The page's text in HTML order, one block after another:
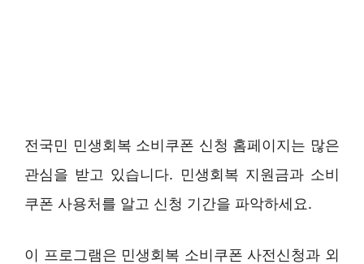
전국민 민생회복 소비쿠폰 신청 홈페이지는 많은
관심을 받고 있습니다. 민생회복 지원금과 소비
쿠폰 사용처를 알고 신청 기간을 파악하세요.
이 프로그램은 민생회복 소비쿠폰 사전신청과 외